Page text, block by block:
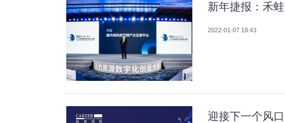
新年捷报：禾
2022-01-07 18:43
迎接下一个风